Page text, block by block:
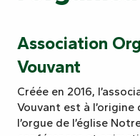
Association
Vouvant
Créée en 2016,
Vouvant est à
l’orgue de l’église